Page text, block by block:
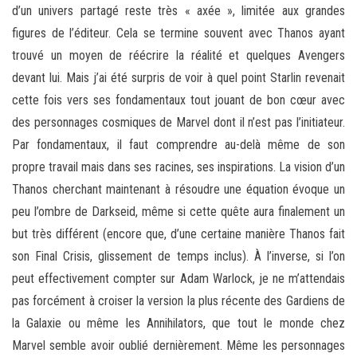
d’un univers partagé reste très « axée », limitée aux grandes
figures de l’éditeur. Cela se termine souvent avec Thanos ayant
trouvé un moyen de réécrire la réalité et quelques Avengers
devant lui. Mais j’ai été surpris de voir à quel point Starlin revenait
cette fois vers ses fondamentaux tout jouant de bon cœur avec
des personnages cosmiques de Marvel dont il n’est pas l’initiateur.
Par fondamentaux, il faut comprendre au-delà même de son
propre travail mais dans ses racines, ses inspirations. La vision d’un
Thanos cherchant maintenant à résoudre une équation évoque un
peu l’ombre de Darkseid, même si cette quête aura finalement un
but très différent (encore que, d’une certaine manière Thanos fait
son Final Crisis, glissement de temps inclus). À l’inverse, si l’on
peut effectivement compter sur Adam Warlock, je ne m’attendais
pas forcément à croiser la version la plus récente des Gardiens de
la Galaxie ou même les Annihilators, que tout le monde chez
Marvel semble avoir oublié dernièrement. Même les personnages